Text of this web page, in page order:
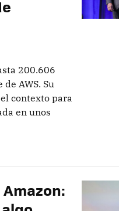
200.606
AWS. Su
contexto para
en unos